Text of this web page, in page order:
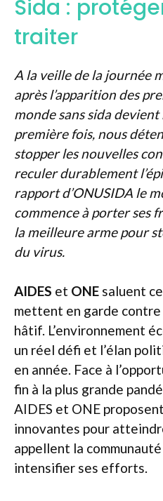
Sida :
traiter
A la veille de la journée
après l’apparition des
monde sans sida
première fois, nous
stopper les nouvelles
reculer durablement
rapport d’ONUSIDA le
commence à porter ses
la meilleure arme pour
du virus.
AIDES et ONE saluent
mettent en garde
hâtif. L’environnement
un réel défi et l’élan
en année. Face à
fin à la plus grande
AIDES et ONE
innovantes pour
appellent la
intensifier ses efforts.